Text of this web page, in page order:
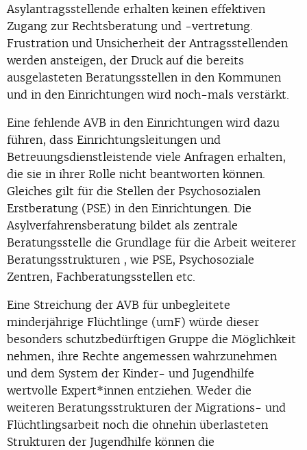
Asylantragsstellende erhalten keinen effektiven
Zugang zur Rechtsberatung und -vertretung.
Frustration und Unsicherheit der Antragsstellenden
werden ansteigen, der Druck auf die bereits
ausgelasteten Beratungsstellen in den Kommunen
und in den Einrichtungen wird noch-mals verstärkt.
Eine fehlende AVB in den Einrichtungen wird dazu
führen, dass Einrichtungsleitungen und
Betreuungsdienstleistende viele Anfragen erhalten,
die sie in ihrer Rolle nicht beantworten können.
Gleiches gilt für die Stellen der Psychosozialen
Erstberatung (PSE) in den Einrichtungen. Die
Asylverfahrensberatung bildet als zentrale
Beratungsstelle die Grundlage für die Arbeit weiterer
Beratungsstrukturen , wie PSE, Psychosoziale
Zentren, Fachberatungsstellen etc.
Eine Streichung der AVB für unbegleitete
minderjährige Flüchtlinge (umF) würde dieser
besonders schutzbedürftigen Gruppe die Möglichkeit
nehmen, ihre Rechte angemessen wahrzunehmen
und dem System der Kinder- und Jugendhilfe
wertvolle Expert*innen entziehen. Weder die
weiteren Beratungsstrukturen der Migrations- und
Flüchtlingsarbeit noch die ohnehin überlasteten
Strukturen der Jugendhilfe können die